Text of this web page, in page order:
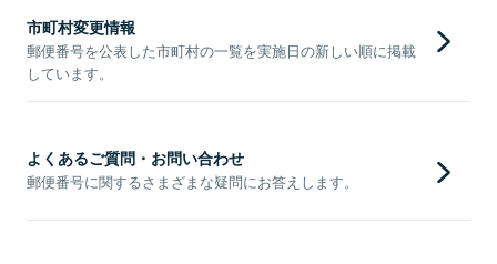
市町村変更情報
郵便番号を公表した市町村の一覧を実施日の新しい順に掲載
しています。
よくあるご質問・お問い合わせ
郵便番号に関するさまざまな疑問にお答えします。